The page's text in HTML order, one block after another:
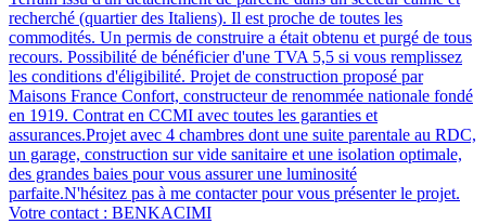
recherché (quartier des Italiens). Il est proche de toutes les
commodités. Un permis de construire a était obtenu et purgé de tous
recours. Possibilité de bénéficier d'une TVA 5,5 si vous remplissez
les conditions d'éligibilité. Projet de construction proposé par
Maisons France Confort, constructeur de renommée nationale fondé
en 1919. Contrat en CCMI avec toutes les garanties et
assurances.Projet avec 4 chambres dont une suite parentale au RDC,
un garage, construction sur vide sanitaire et une isolation optimale,
des grandes baies pour vous assurer une luminosité
parfaite.N'hésitez pas à me contacter pour vous présenter le projet.
Votre contact : BENKACIMI